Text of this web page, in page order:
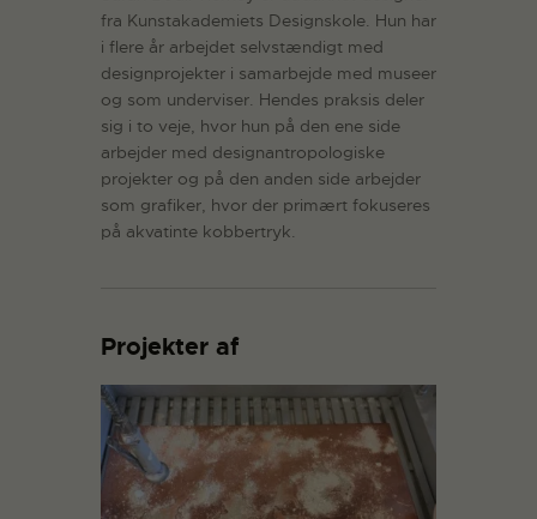
fra Kunstakademiets Designskole. Hun har
i flere år arbejdet selvstændigt med
designprojekter i samarbejde med museer
og som underviser. Hendes praksis deler
sig i to veje, hvor hun på den ene side
arbejder med designantropologiske
projekter og på den anden side arbejder
som grafiker, hvor der primært fokuseres
på akvatinte kobbertryk.
Projekter af